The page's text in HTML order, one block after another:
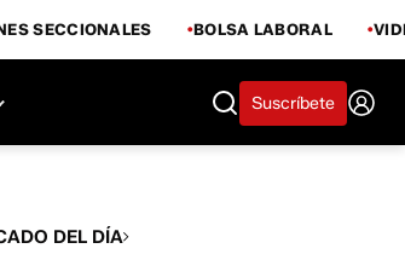
SECCIONALES BOLSA LABORAL
Suscríbete
DEL DÍA